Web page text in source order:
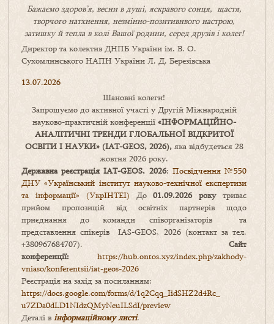
Бажаємо здоров’я, весни в душі, яскравого сонця, щастя,
творчого натхнення, незмінно-позитивнвого настрою,
затишкуйтепла в коліВашоїродини, серед друзів і колег!
Директор та колектив ДНПБ України ім. В. О.
Сухомлинського НАПН України Л. Д. Березівська
13.07.2026
Шановні колеги!
Запрошуємо до активної участі у Другій Міжнародній
науково-практичній конференції «ІНФОРМАЦІЙНО-
АНАЛІТИЧНІ ТРЕНДИ ГЛОБАЛЬНОЇ ВІДКРИТОЇ
ОСВІТИ І НАУКИ» (IAT-GEOS, 2026),яка відбудеться 28
жовтня 2026 року.
Державна реєстрація IAT-GEOS, 2026: Посвідчення №550
ДНУ «Український інститут науково-технічної експертизи
та інформації» (УкрІНТЕІ) До01.09.2026 рокутриває
прийом пропозицій від освітніх партнерів щодо
приєднання до команди співорганізаторів та
представлення спікерів IAS-GEOS, 2026 (контакт за тел.
+380967684707). Сайт
конференції: https://hub.ontos.xyz/index.php/zakhody-
vniaso/konferentsii/iat-geos-2026
Реєстрація на захід за посиланням:
https://docs.google.com/forms/d/1q2Cqq_IidSHZ2d4Rc_
u7ZDa0dLD1NIdzQMyNeuILSdI/preview
Деталі в інформаційному листі.